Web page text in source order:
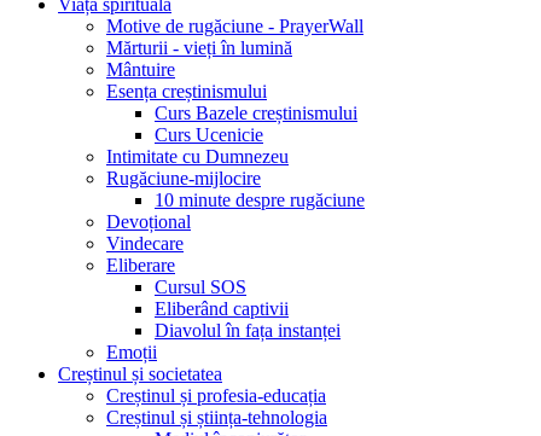
Viața spirituală
Motive de rugăciune - PrayerWall
Mărturii - vieți în lumină
Mântuire
Esența creștinismului
Curs Bazele creștinismului
Curs Ucenicie
Intimitate cu Dumnezeu
Rugăciune-mijlocire
10 minute despre rugăciune
Devoțional
Vindecare
Eliberare
Cursul SOS
Eliberând captivii
Diavolul în fața instanței
Emoții
Creștinul și societatea
Creștinul și profesia-educația
Creștinul și știința-tehnologia